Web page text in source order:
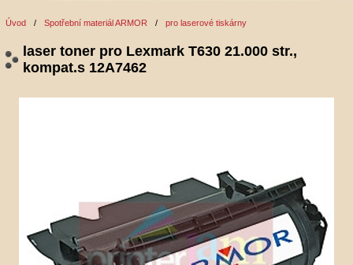
Úvod / Spotřební materiál ARMOR / pro laserové tiskárny
laser toner pro Lexmark T630 21.000 str.,
kompat.s 12A7462